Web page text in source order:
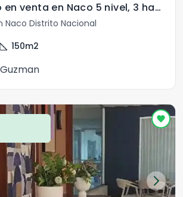
Apartamento en venta en Naco 5 nivel, 3 habitaciones
Distrito Nacional
square_foot 150m2